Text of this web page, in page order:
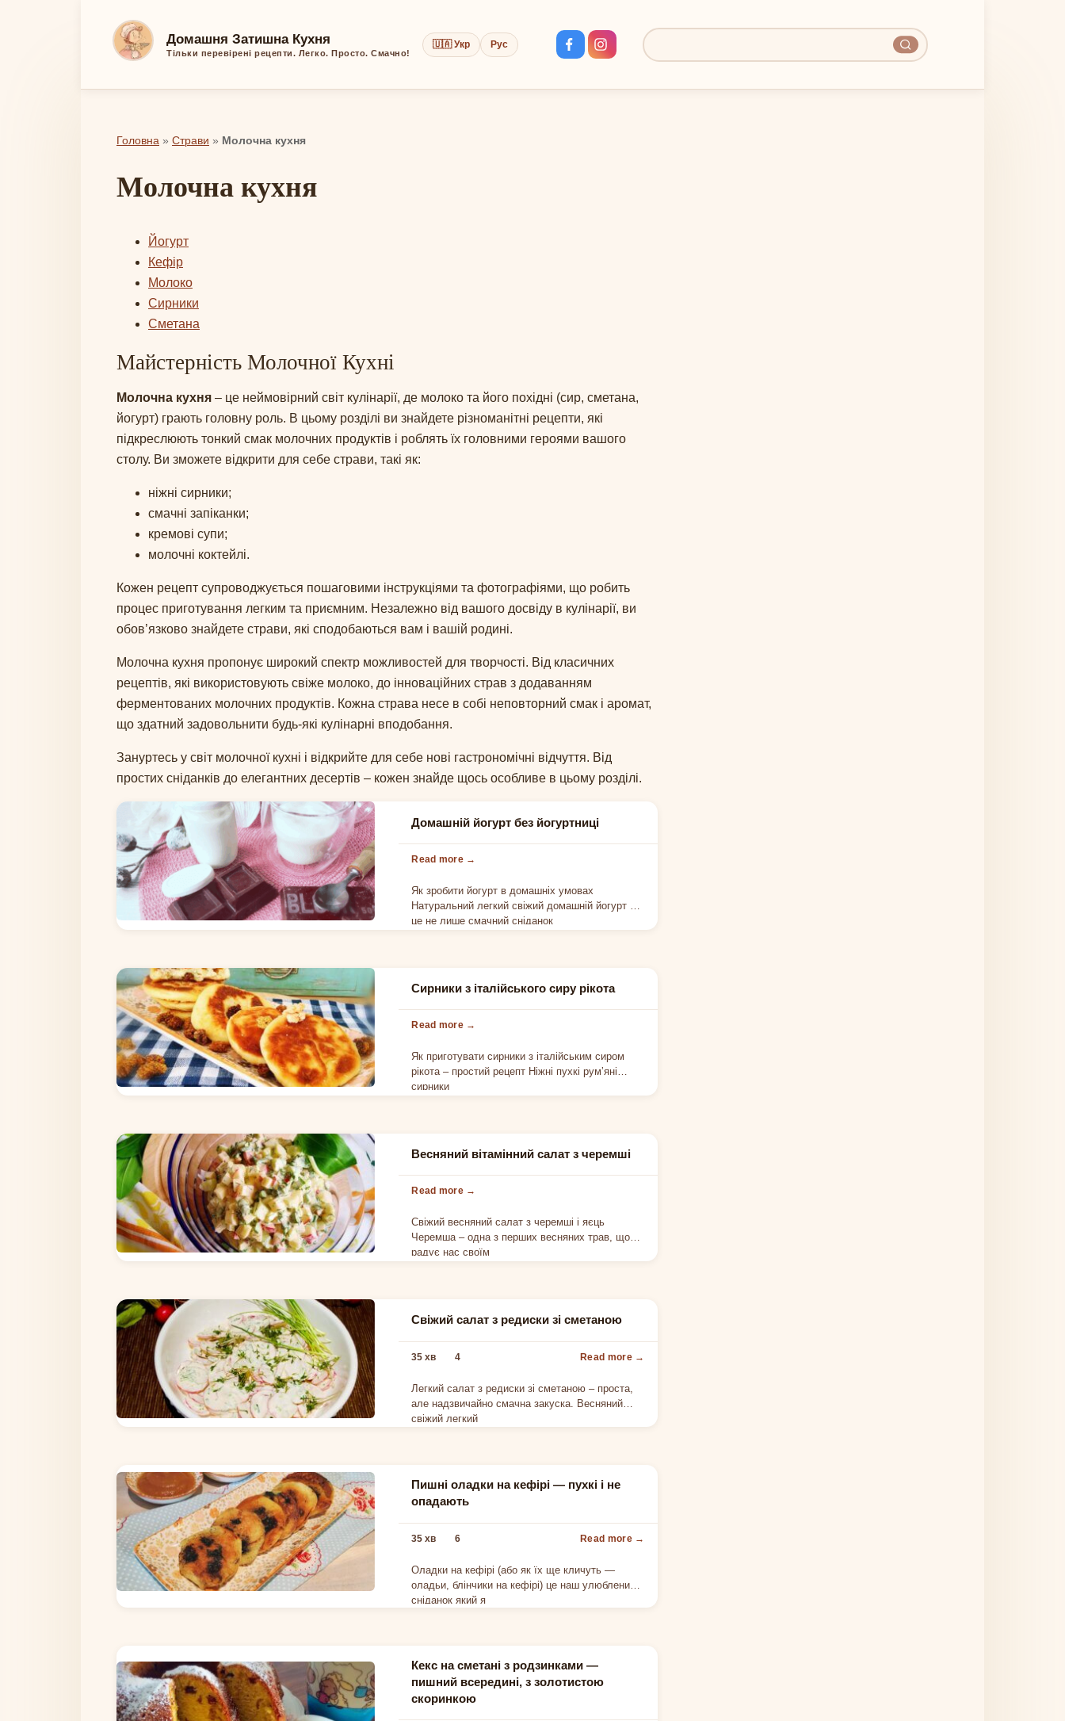
Домашня Затишна Кухня
Тільки перевірені рецепти. Легко. Просто. Смачно!
🇺🇦 Укр Рус
Пошук:
Головна » Страви » Молочна кухня
Молочна кухня
Йогурт
Кефір
Молоко
Сирники
Сметана
Майстерність Молочної Кухні
Молочна кухня – це неймовірний світ кулінарії, де молоко та його похідні (сир, сметана,
йогурт) грають головну роль. В цьому розділі ви знайдете різноманітні рецепти, які
підкреслюють тонкий смак молочних продуктів і роблять їх головними героями вашого
столу. Ви зможете відкрити для себе страви, такі як:
ніжні сирники;
смачні запіканки;
кремові супи;
молочні коктейлі.
Кожен рецепт супроводжується пошаговими інструкціями та фотографіями, що робить
процес приготування легким та приємним. Незалежно від вашого досвіду в кулінарії, ви
обов’язково знайдете страви, які сподобаються вам і вашій родині.
Молочна кухня пропонує широкий спектр можливостей для творчості. Від класичних
рецептів, які використовують свіже молоко, до інноваційних страв з додаванням
ферментованих молочних продуктів. Кожна страва несе в собі неповторний смак і аромат,
що здатний задовольнити будь-які кулінарні вподобання.
Зануртесь у світ молочної кухні і відкрийте для себе нові гастрономічні відчуття. Від
простих сніданків до елегантних десертів – кожен знайде щось особливе в цьому розділі.
Домашній йогурт без йогуртниці
Як зробити йогурт в домашніх умовах
Натуральний легкий свіжий домашній йогурт —
це не лише смачний сніданок
Сирники з італійського сиру рікота
Як приготувати сирники з італійським сиром
рікота – простий рецепт Ніжні пухкі румʼяні
сирники
Весняний вітамінний салат з черемші
Свіжий весняний салат з черемші і яєць
Черемша – одна з перших весняних трав, що
радує нас своїм
Свіжий салат з редиски зі сметаною
35 хв 4
Легкий салат з редиски зі сметаною – проста,
але надзвичайно смачна закуска. Весняний
свіжий легкий
Пишні оладки на кефірі — пухкі і не
опадають
35 хв 6
Оладки на кефірі (або як їх ще кличуть —
оладьи, блінчики на кефірі) це наш улюблений
сніданок який я
Кекс на сметані з родзинками —
пишний всередині, з золотистою
скоринкою